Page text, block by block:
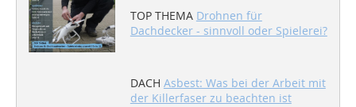
TOP THEMA Drohnen für
Dachdecker - sinnvoll oder Spielerei?
DACH Asbest: Was bei der Arbeit mit
der Killerfaser zu beachten ist